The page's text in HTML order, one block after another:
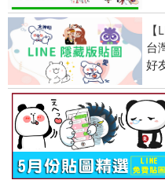
台
好